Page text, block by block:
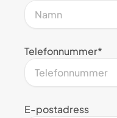
Telefonnummer*
E-postadress